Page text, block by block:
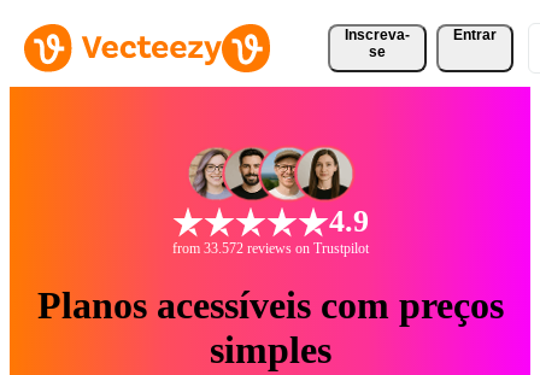
Inscreva-
se
Entrar
4.9
from 33.572 reviews on Trustpilot
Planos acessíveis com preços
simples